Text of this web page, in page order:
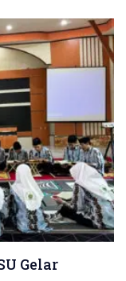
Gelar